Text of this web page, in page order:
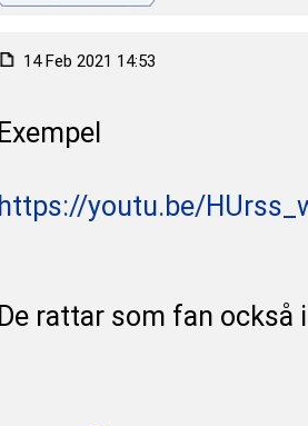
14 Feb 2021 14:53
Exempel
https://youtu.be/
De rattar som fan också